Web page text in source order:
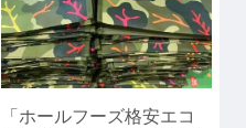
「ホールフーズ格安エコ